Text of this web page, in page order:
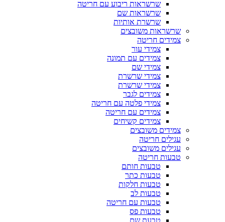
שרשראות ריבוע עם חריטה
שרשראות שם
שרשרת אותיות
שרשראות משובצים
צמידים חריטה
צמידי עור
צמידים עם תמונה
צמידי שם
צמידי שרשרת
צמידי שרשרת
צמידים לגבר
צמידי פלטה עם חריטה
צמידים עם חריטה
צמידים קשיחים
צמידים משובצים
עגילים חריטה
עגילים משובצים
טבעות חריטה
טבעות חותם
טבעות כתר
טבעות חלקות
טבעות לב
טבעות עם חריטה
טבעות פס
טבעת שם